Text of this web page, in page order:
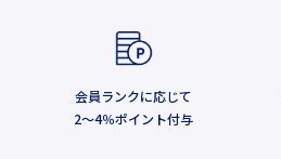
会員ランクに応じて
2～4％ポイント付与